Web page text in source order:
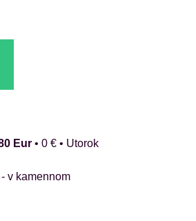
Eur• 0 € • Utorok
v kamennom